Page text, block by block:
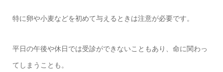
特に卵や小麦などを初めて与えるときは注意が必要です。
平日の午後や休日では受診ができないこともあり、命に関わっ
てしまうことも。